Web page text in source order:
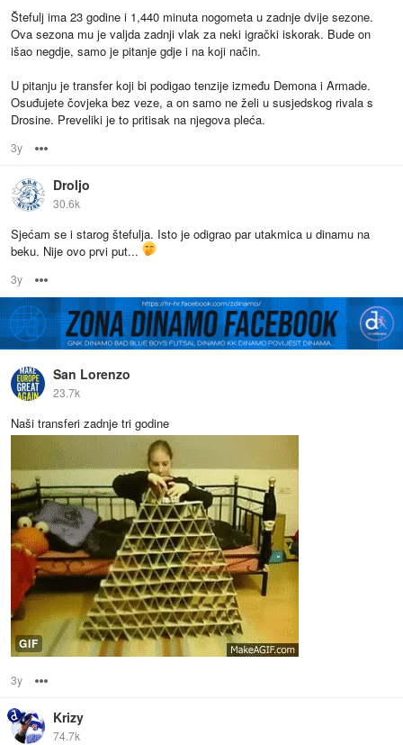
Štefulj ima 23 godine i 1,440 minuta nogometa u zadnje dvije sezone.
Ova sezona mu je valjda zadnji vlak za neki igrački iskorak. Bude on
išao negdje, samo je pitanje gdje i na koji način.
U pitanju je transfer koji bi podigao tenzije između Demona i Armade.
Osuđujete čovjeka bez veze, a on samo ne želi u susjedskog rivala s
Drosine. Preveliki je to pritisak na njegova pleća.
3y
Droljo
30.6k
Sjećam se i starog štefulja. Isto je odigrao par utakmica u dinamu na
beku. Nije ovo prvi put...
3y
San Lorenzo
23.7k
Naši transferi zadnje tri godine
GIF
3y
Krizy
74.7k